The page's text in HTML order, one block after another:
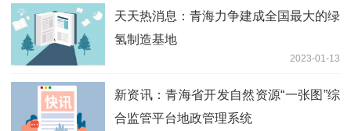
天天热消息：青海力争建成全国最大的绿
氢制造基地
2023-01-13
新资讯：青海省开发自然资源“一张图”综
合监管平台地政管理系统